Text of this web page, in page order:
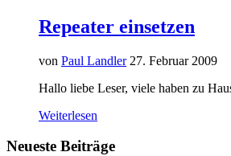
Repeater einsetzen
von Paul Landler 27. Februar 2009
Hallo liebe Leser, viele haben zu
Weiterlesen
Neueste Beiträge